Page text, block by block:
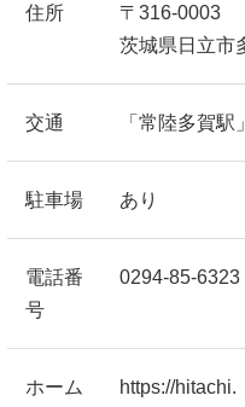
住所
〒316-0003
茨城県日立市
交通 「常陸多賀駅
駐車場 あり
電話番
号
0294-85-6323
ホーム
https://hitachi.